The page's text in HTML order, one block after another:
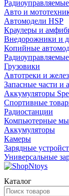
Авто и
Автомодели HSP
Краулеры и
Внедорожники и
Копийные
Грузовики
Автотреки и
Запасные части и
Аккумуляторы
Спортивные
Радиостанции
Компьютерные
Аккумуляторы
Камеры
Зарядные
Универсальные
Каталог